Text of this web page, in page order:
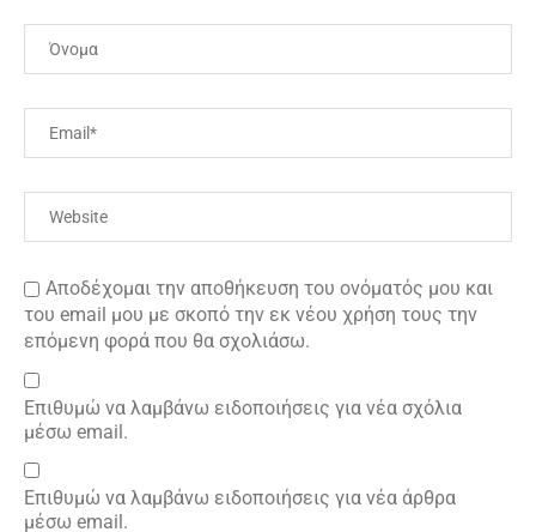
Αποδέχομαι την αποθήκευση του ονόματός μου και
του email μου με σκοπό την εκ νέου χρήση τους την
επόμενη φορά που θα σχολιάσω.
Επιθυμώ να λαμβάνω ειδοποιήσεις για νέα σχόλια
μέσω email.
Επιθυμώ να λαμβάνω ειδοποιήσεις για νέα άρθρα
μέσω email.